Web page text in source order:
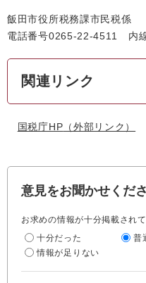
飯田市役所税務課市民税係
電話番号0265-22-4511 内
関連リンク
国税庁HP （外部リンク）
意見をお聞かせくだ
お求めの情報が十分掲載され
十分だった
普
情報が足りない